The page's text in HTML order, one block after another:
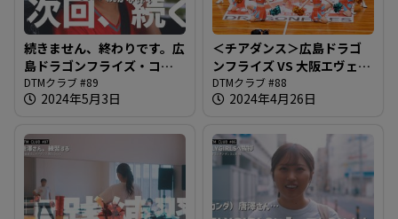
続きません、終わりです。広
島ドラゴンフライズ・コラ
ボ企画の帰り道＠DTMクラ
ブ #89
DTMクラブ #89
2024年5月3日
＜チアダンス＞広島ドラゴ
ンフライズ VS 大阪エヴェッ
サ戦・4月20日広島サンプラ
ザホールでのハーフタイム
でお確かめください＠DTM
クラブ #88
DTMクラブ #88
2024年4月26日